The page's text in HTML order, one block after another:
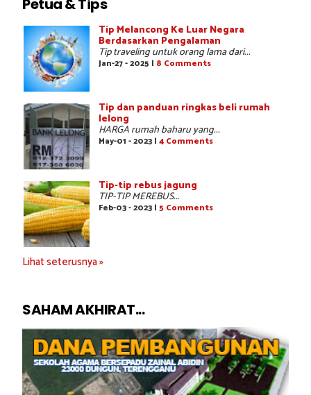
Petua & Tips
Tip Melancong Ke Luar Negara
Berdasarkan Pengalaman
Tip traveling untuk orang lama dari...
Jan-27 - 2025 | 8 Comments
Tip dan panduan ringkas beli rumah
lelong
HARGA rumah baharu yang...
May-01 - 2023 | 4 Comments
Tip-tip rebus jagung
TIP-TIP MEREBUS...
Feb-03 - 2023 | 5 Comments
Lihat seterusnya »
SAHAM AKHIRAT...